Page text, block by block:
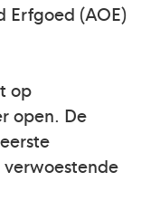
Erfgoed (AOE)
op
open. De